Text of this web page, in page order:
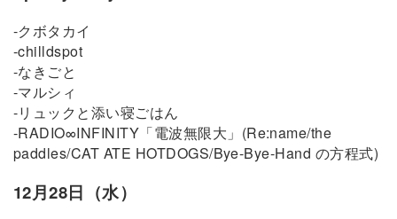
-クボタカイ
-chilldspot
-なきごと
-マルシィ
-リュックと添い寝ごはん
-RADIO∞INFINITY「電波無限大」(Re:name/the
paddles/CAT ATE HOTDOGS/Bye-Bye-Hand の方程式)
12月28日（水）